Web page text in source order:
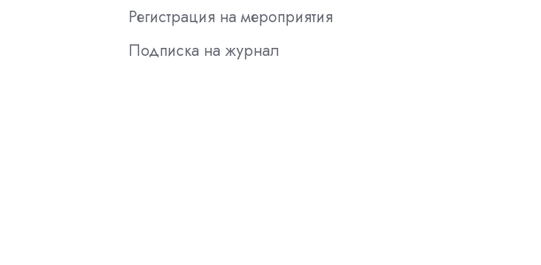
Регистрация на мероприятия
Подписка на журнал